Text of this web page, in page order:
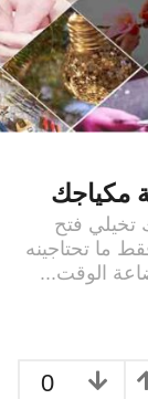
تخيلي فتح
ما تحتاجينه
الوقت...
0